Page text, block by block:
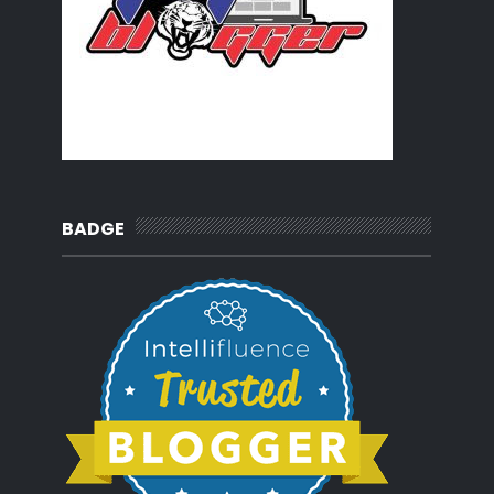
BADGE